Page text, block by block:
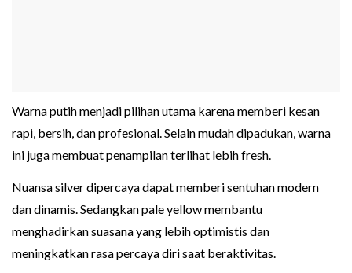
Warna putih menjadi pilihan utama karena memberi kesan
rapi, bersih, dan profesional. Selain mudah dipadukan, warna
ini juga membuat penampilan terlihat lebih fresh.
Nuansa silver dipercaya dapat memberi sentuhan modern
dan dinamis. Sedangkan pale yellow membantu
menghadirkan suasana yang lebih optimistis dan
meningkatkan rasa percaya diri saat beraktivitas.